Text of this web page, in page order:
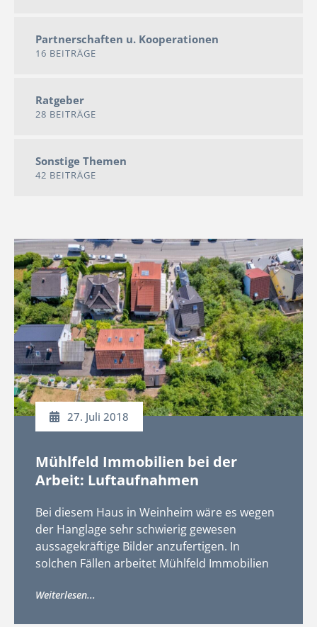
Partnerschaften u. Kooperationen
16 BEITRÄGE
Ratgeber
28 BEITRÄGE
Sonstige Themen
42 BEITRÄGE
27. Juli 2018
Mühlfeld Immobilien bei der
Arbeit: Luftaufnahmen
Bei diesem Haus in Weinheim wäre es wegen
der Hanglage sehr schwierig gewesen
aussagekräftige Bilder anzufertigen. In
solchen Fällen arbeitet Mühlfeld Immobilien
zusammen.
Weiterlesen...